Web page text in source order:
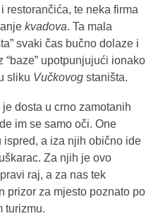
restorančića, te neka firma
kvadova. Ta mala
svaki čas bučno dolaze i
“baze” upotpunjujući ionako
sliku Vučkovogstaništa.
je dosta u crno zamotanih
im se samo oči. One
ispred, a iza njih obično ide
Za njih je ovo
raj, a za nas tek
prizor za mjesto poznato po
turizmu.